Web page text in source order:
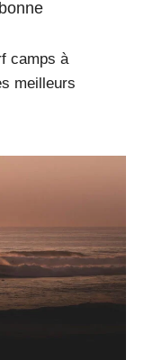
camps à
meilleurs